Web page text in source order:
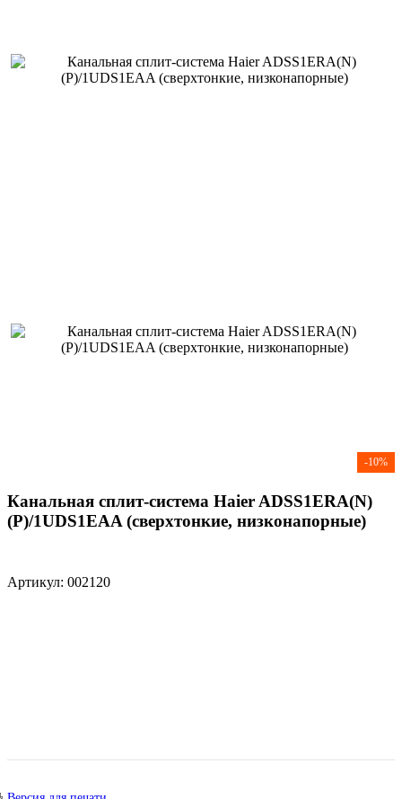
-10%
Канальная сплит-система Haier ADSS1ERA(N)
(P)/1UDS1EAA (сверхтонкие, низконапорные)
Артикул: 002120